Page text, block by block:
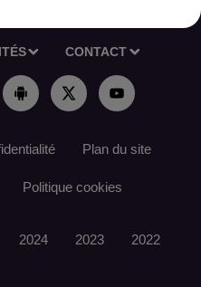
CONTACT
Plan du site
Politique cookies
2024 2023 2022